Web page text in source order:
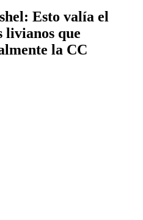
Esto valía el
livianos que
la CC